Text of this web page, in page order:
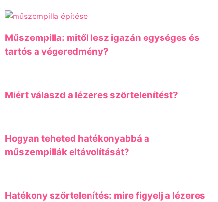
Műszempilla: mitől lesz igazán egységes és
tartós a végeredmény?
Miért válaszd a lézeres szőrtelenítést?
Hogyan teheted hatékonyabbá a
műszempillák eltávolítását?
Hatékony szőrtelenítés: mire figyelj a lézeres